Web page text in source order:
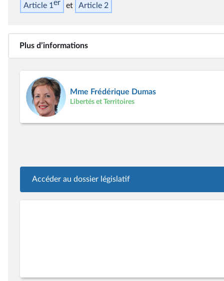
Article 1er Article 2
Plus d’informations
Mme Frédérique Dumas
Libertés et Territoires
Accéder au dossier législatif